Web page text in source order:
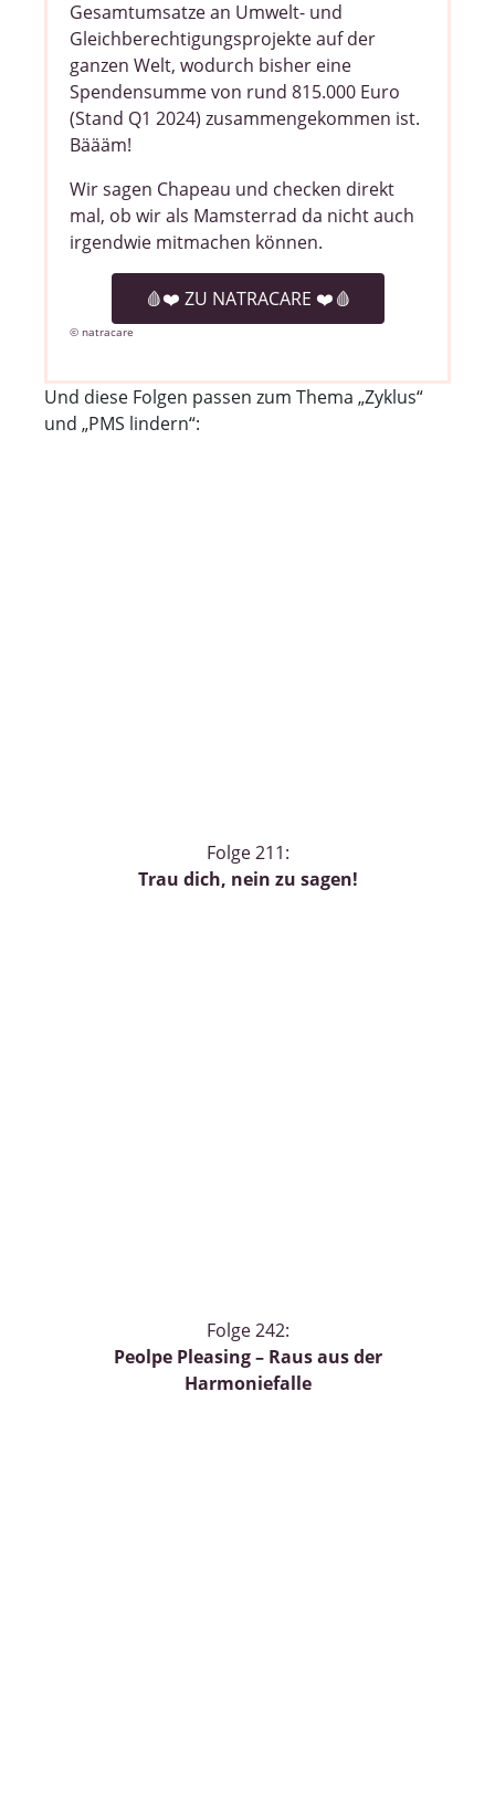
Gesamtumsatze an Umwelt- und
Gleichberechtigungsprojekte auf der
ganzen Welt, wodurch bisher eine
Spendensumme von rund 815.000 Euro
(Stand Q1 2024) zusammengekommen ist.
Bäääm!
Wir sagen Chapeau und checken direkt
mal, ob wir als Mamsterrad da nicht auch
irgendwie mitmachen können.
🩸❤️️ ZU NATRACARE ❤️🩸
© natracare
Und diese Folgen passen zum Thema „Zyklus“
und „PMS lindern“:
Folge 211:
Trau dich, nein zu sagen!
Folge 242:
Peolpe Pleasing – Raus aus der
Harmoniefalle